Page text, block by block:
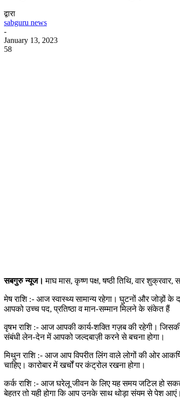
द्वारा
sabguru news
-
January 13, 2023
58
सबगुरु न्यूज। माघ मास, कृष्ण पक्ष, षष्ठी तिथि, वार
मेष राशि :- आज स्वास्थ्य सामान्य रहेगा। घुटनों और जोड़ों के
आपको उच्च पद, प्रतिष्ठा व मान-सम्मान मिलने के संकेत हैं
वृषभ राशि :- आज आपकी कार्य-शक्ति गज़ब की रहेगी।
संबंधी लेन-देन में आपको जल्दबाज़ी करने से बचना होगा।
मिथुन राशि :- आज आप विपरीत लिंग वाले लोगों की ओर
चाहिए। कारोबार में खर्चों पर कंट्रोल रखना होगा।
कर्क राशि :- आज घरेलू जीवन के लिए यह समय जटिल हो सकता
बेहतर तो यही होगा कि आप उनके साथ थोड़ा संयम से पेश आएं।